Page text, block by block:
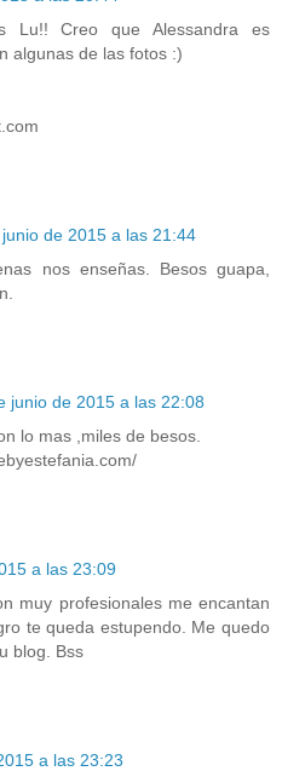
Lu!! Creo que Alessandra es
algunas de las fotos :)
de 2015 a las 21:44
nos enseñas. Besos guapa,
junio de 2015 a las 22:08
lo mas ,miles de besos.
a las 23:09
muy profesionales me encantan
te queda estupendo. Me quedo
blog. Bss
a las 23:23